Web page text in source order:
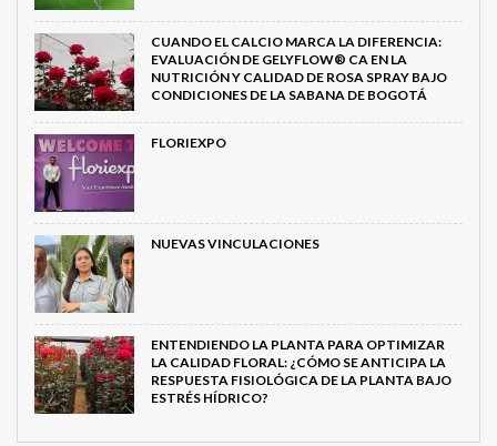
CUANDO EL CALCIO MARCA LA DIFERENCIA:
EVALUACIÓN DE GELYFLOW® CA EN LA
NUTRICIÓN Y CALIDAD DE ROSA SPRAY BAJO
CONDICIONES DE LA SABANA DE BOGOTÁ
FLORIEXPO
NUEVAS VINCULACIONES
ENTENDIENDO LA PLANTA PARA OPTIMIZAR
LA CALIDAD FLORAL: ¿CÓMO SE ANTICIPA LA
RESPUESTA FISIOLÓGICA DE LA PLANTA BAJO
ESTRÉS HÍDRICO?